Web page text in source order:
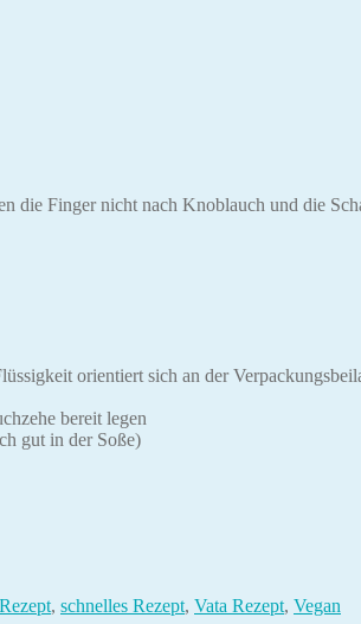
Finger nicht nach Knoblauch und die
orientiert sich an der
bereit legen
gut in der Soße)
Rezept, schnelles Rezept, Vata Rezept, Vegan